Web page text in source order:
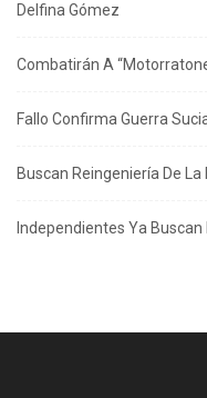
Delfina Gómez
Combatirán A
Fallo Confirma Guerra
Buscan Reingeniería De La
Independientes Ya